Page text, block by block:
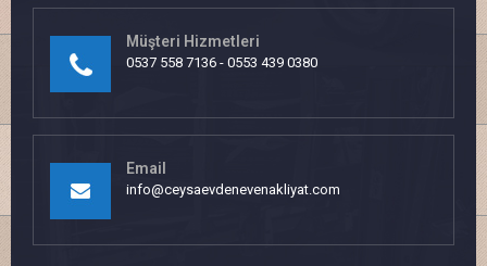
Müşteri Hizmetleri
0537 558 7136 - 0553 439 0380
Email
info@ceysaevdenevenakliyat.com